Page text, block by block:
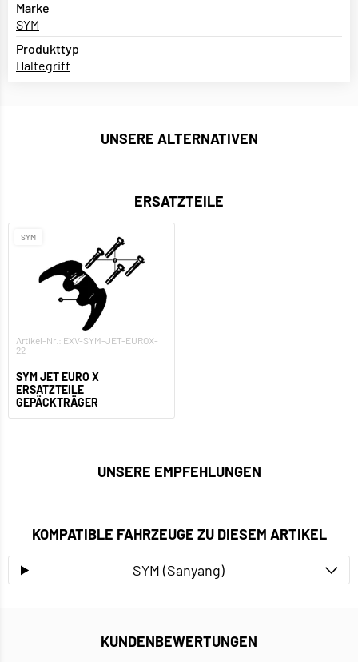
Marke
SYM
Produkttyp
Haltegriff
UNSERE ALTERNATIVEN
ERSATZTEILE
SYM
Artikel-Nr.: EXV-SYM-JET-EUROX-
22
SYM JET EURO X
ERSATZTEILE
GEPÄCKTRÄGER
UNSERE EMPFEHLUNGEN
KOMPATIBLE FAHRZEUGE ZU DIESEM ARTIKEL
SYM (Sanyang)
KUNDENBEWERTUNGEN